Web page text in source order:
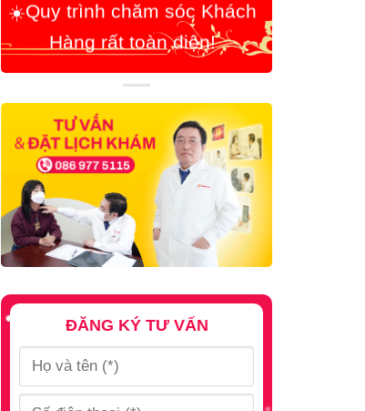
☀️
Chúng tôi coi trọng việc tận
tâm giúp đỡ Bệnh Nhân lên
hàng đầu!
ĐĂNG KÝ TƯ VẤN